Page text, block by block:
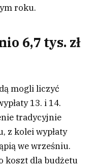
roku.
6,7 tys. zł
mogli liczyć
13. i 14.
tradycyjnie
z kolei wypłaty
we wrześniu.
koszt dla budżetu